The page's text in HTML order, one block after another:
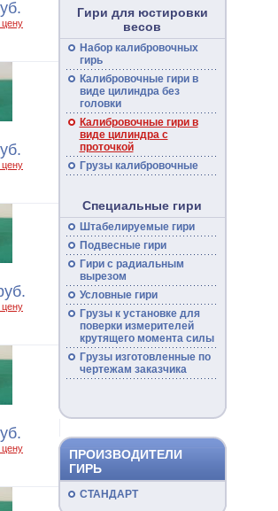
Гири для юстировки
весов
Набор калибровочных
гирь
Калибровочные гири в
виде цилиндра без
головки
Калибровочные гири в
виде цилиндра с
проточкой
Грузы калибровочные
Специальные гири
Штабелируемые гири
Подвесные гири
Гири с радиальным
вырезом
Условные гири
Грузы к установке для
поверки измерителей
крутящего момента силы
Грузы изготовленные по
чертежам заказчика
ПРОИЗВОДИТЕЛИ
ГИРЬ
СТАНДАРТ